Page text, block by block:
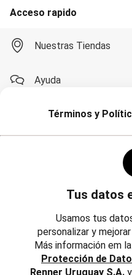
Moda Playa
Bikini Top
Cartera y Mochilas
Esteras
Flotadores
Monte su Bikini
Salidas de Playa
Corta y Media
Jean y Sarga
Acceso rapido
Nuestras Tiendas
Ayuda
Compra por WhatsApp
Trabaja con Nosotros
Inversores
Reglamentos, Política de
Términos y
Tus datos
Usamos tus
personalizar y
Más información em la
Protección de
Renner Uruguay S.A.y